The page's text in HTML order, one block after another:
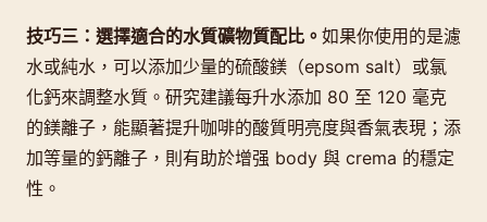
技巧三：選擇適合的水質礦物質配比。 如果你使用的是濾
水或純水，可以添加少量的硫酸鎂（epsom salt）或氯
化鈣來調整水質。研究建議每升水添加 80 至 120 毫克
的鎂離子，能顯著提升咖啡的酸質明亮度與香氣表現；添
加等量的鈣離子，則有助於增强 body 與 crema 的穩定
性。